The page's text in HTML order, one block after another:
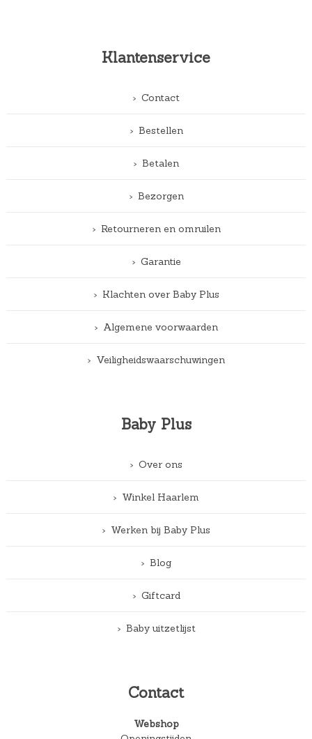
Klantenservice
Contact
Bestellen
Betalen
Bezorgen
Retourneren en omruilen
Garantie
Klachten over Baby Plus
Algemene voorwaarden
Veiligheidswaarschuwingen
Baby Plus
Over ons
Winkel Haarlem
Werken bij Baby Plus
Blog
Giftcard
Baby uitzetlijst
Contact
Webshop